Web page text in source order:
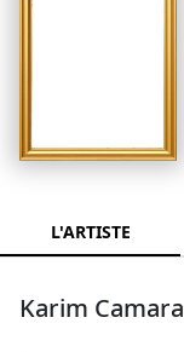
L'ARTISTE
Karim Camara